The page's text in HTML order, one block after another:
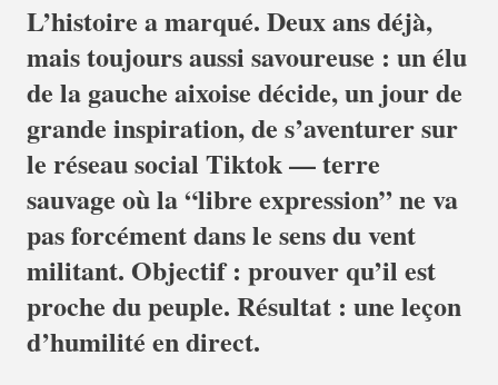
L’histoire a marqué. Deux ans déjà,
mais toujours aussi savoureuse : un élu
de la gauche aixoise décide, un jour de
grande inspiration, de s’aventurer sur
le réseau social Tiktok — terre
sauvage où la “libre expression” ne va
pas forcément dans le sens du vent
militant. Objectif : prouver qu’il est
proche du peuple. Résultat : une leçon
d’humilité en direct.